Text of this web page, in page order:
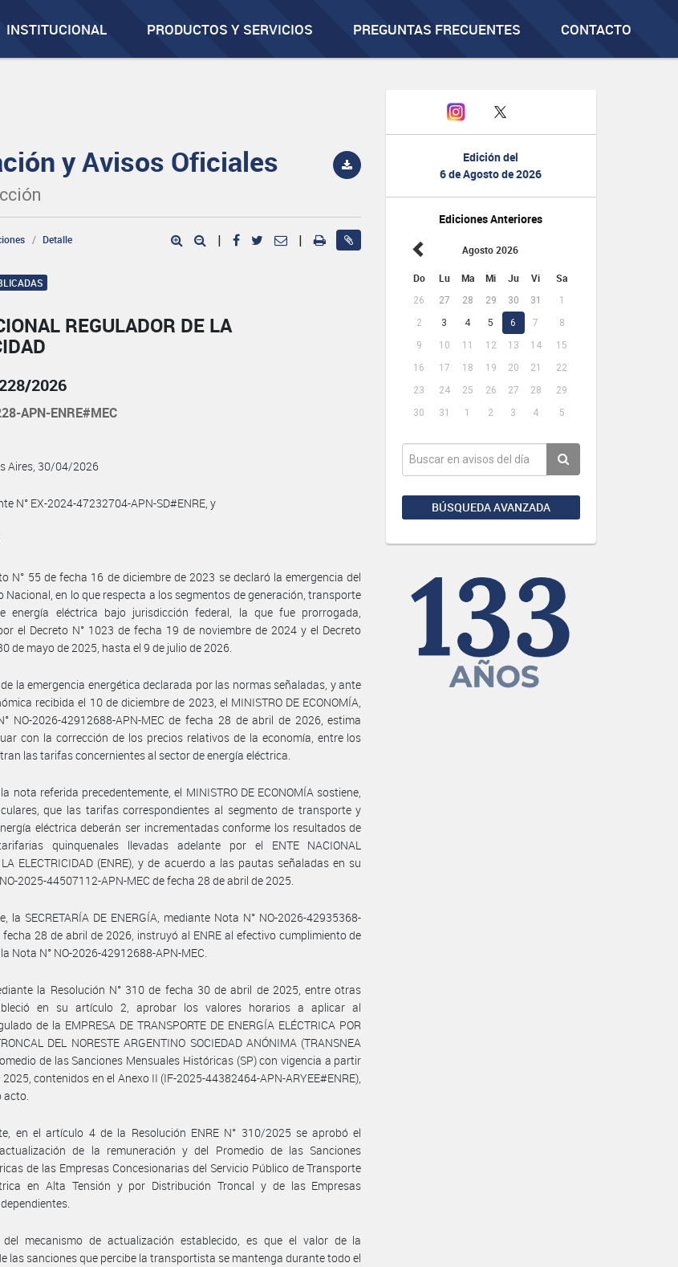
INSTITUCIONAL PRODUCTOS Y SERVICIOS PREGUNTAS FRECUENTES CONTACTO
Edición del
6 de Agosto de 2026
Ediciones Anteriores
Agosto 2026
Do Lu Ma Mi Ju Vi Sa
26 27 28 29 30 31
1
2
3 4 5 6 7
8
9
10 11 12 13 14
15
16
17 18 19 20 21
22
23
24 25 26 27 28
29
30
31 1 2 3 4 5
BÚSQUEDA AVANZADA
y Avisos Oficiales
Detalle | |
REGULADOR DE LA
2026
APN-ENRE#MEC
Aires, 30/04/2026
N° EX-2024-47232704-APN-SD#ENRE, y
N° 55 de fecha 16 de diciembre de 2023 se declaró la emergencia del
Nacional, en lo que respecta a los segmentos de generación, transporte
energía eléctrica bajo jurisdicción federal, la que fue prorrogada,
el Decreto N° 1023 de fecha 19 de noviembre de 2024 y el Decreto
de mayo de 2025, hasta el 9 de julio de 2026.
la emergencia energética declarada por las normas señaladas, y ante
recibida el 10 de diciembre de 2023, el MINISTRO DE ECONOMÍA,
NO-2026-42912688-APN-MEC de fecha 28 de abril de 2026, estima
con la corrección de los precios relativos de la economía, entre los
las tarifas concernientes al sector de energía eléctrica.
nota referida precedentemente, el MINISTRO DE ECONOMÍA sostiene,
que las tarifas correspondientes al segmento de transporte y
eléctrica deberán ser incrementadas conforme los resultados de
quinquenales llevadas adelante por el ENTE NACIONAL
LA ELECTRICIDAD (ENRE), y de acuerdo a las pautas señaladas en su
2025-44507112-APN-MEC de fecha 28 de abril de 2025.
la SECRETARÍA DE ENERGÍA, mediante Nota N° NO-2026-42935368-
fecha 28 de abril de 2026, instruyó al ENRE al efectivo cumplimiento de
Nota N° NO-2026-42912688-APN-MEC.
la Resolución N° 310 de fecha 30 de abril de 2025, entre otras
en su artículo 2, aprobar los valores horarios a aplicar al
de la EMPRESA DE TRANSPORTE DE ENERGÍA ELÉCTRICA POR
DEL NORESTE ARGENTINO SOCIEDAD ANÓNIMA (TRANSNEA
de las Sanciones Mensuales Históricas (SP) con vigencia a partir
contenidos en el Anexo II (IF-2025-44382464-APN-ARYEE#ENRE),
acto.
en el artículo 4 de la Resolución ENRE N° 310/2025 se aprobó el
de la remuneración y del Promedio de las Sanciones
de las Empresas Concesionarias del Servicio Público de Transporte
en Alta Tensión y por Distribución Troncal y de las Empresas
del mecanismo de actualización establecido, es que el valor de la
las sanciones que percibe la transportista se mantenga durante todo el